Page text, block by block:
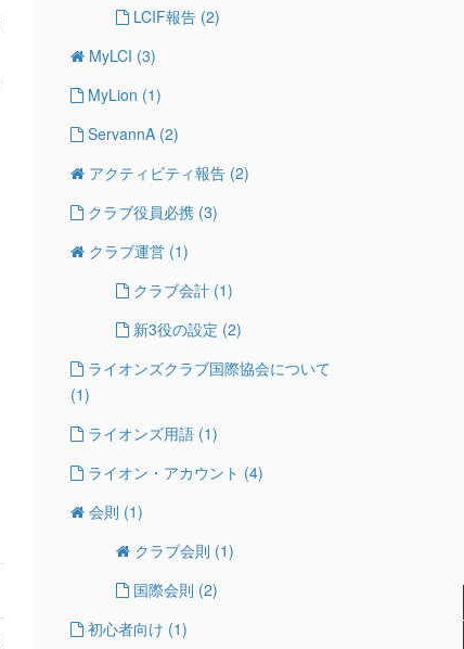
LCIF報告 (2)
MyLCI (3)
MyLion (1)
ServannA (2)
アクティビティ報告 (2)
クラブ役員必携 (3)
クラブ運営 (1)
クラブ会計 (1)
新3役の設定 (2)
ライオンズクラブ国際協会について
(1)
ライオンズ用語 (1)
ライオン・アカウント (4)
会則 (1)
クラブ会則 (1)
国際会則 (2)
初心者向け (1)